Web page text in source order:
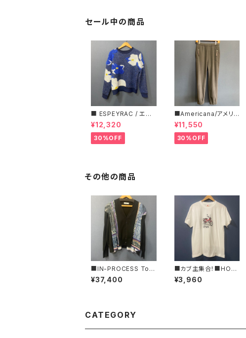
セール中の商品
■ ESPEYRAC / エス
ぺラック ■ フラワーモ
チーフニット■YELLO
W & NAVY■ 超カワイ
イ！
¥12,320
30%OFF
■Americana/アメリカ
ーナ■マイクロフリー
ス・イージーパンツ■
¥11,550
30%OFF
その他の商品
■IN-PROCESS Tok
yo/インプロセストキョ
ー■モザイクプリントプ
¥37,400
■カブ主集合！■HON
DA ハンターカブTシャ
ツ/RED■GIFTにもオ
¥3,960
CATEGORY